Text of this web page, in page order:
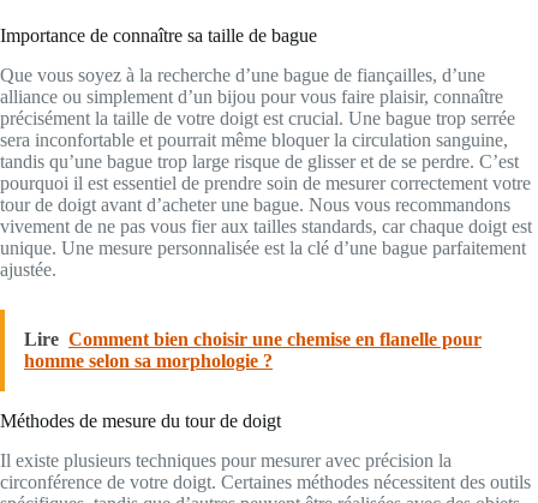
Importance de connaître sa taille de bague
Que vous soyez à la recherche d’une bague de fiançailles, d’une
alliance ou simplement d’un bijou pour vous faire plaisir, connaître
précisément la taille de votre doigt est crucial. Une bague trop serrée
sera inconfortable et pourrait même bloquer la circulation sanguine,
tandis qu’une bague trop large risque de glisser et de se perdre. C’est
pourquoi il est essentiel de prendre soin de mesurer correctement votre
tour de doigt avant d’acheter une bague. Nous vous recommandons
vivement de ne pas vous fier aux tailles standards, car chaque doigt est
unique. Une mesure personnalisée est la clé d’une bague parfaitement
ajustée.
Lire Comment bien choisir une chemise en flanelle pour
homme selon sa morphologie ?
Méthodes de mesure du tour de doigt
Il existe plusieurs techniques pour mesurer avec précision la
circonférence de votre doigt. Certaines méthodes nécessitent des outils